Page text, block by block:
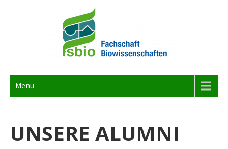
FACHSCHAFT
Menu
UNSERE ALUMNI